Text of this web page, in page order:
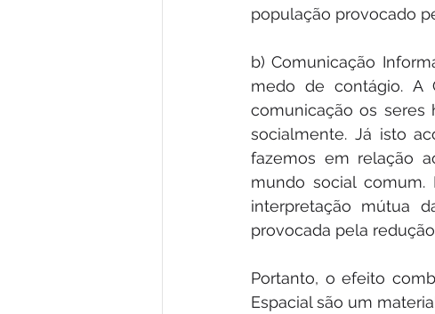
população provocado
b) Comunicação
medo de contágio. A
comunicação os
socialmente. Já isto
fazemos em relação
mundo social comum.
interpretação mútua
provocada pela
Portanto, o efeito
Espacial são um